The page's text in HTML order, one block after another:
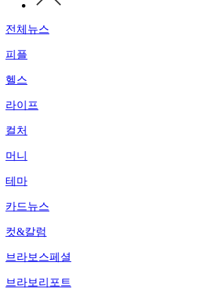
전체뉴스
피플
헬스
라이프
컬처
머니
테마
카드뉴스
컷&칼럼
브라보스페셜
브라보리포트